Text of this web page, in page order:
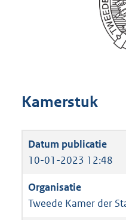
Kamerstuk
10-01-2023 12:48
Tweede Kamer der